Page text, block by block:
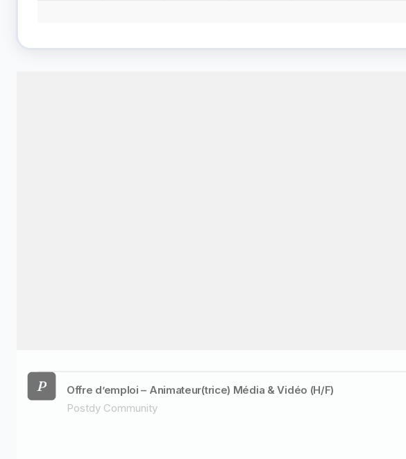
Offre d’emploi – Animateur(trice) Média & Vidéo (H/F)
Postdy Community